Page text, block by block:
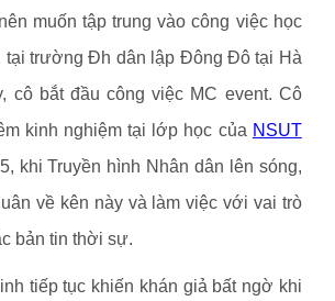
muốn tập trung vào công việc học
tại trường Đh dân lập Đông Đô tại Hà
cô bắt đầu công việc MC event. Cô
kinh nghiệm tại lớp học của NSUT
khi Truyền hình Nhân dân lên sóng,
về kên này và làm việc với vai trò
bản tin thời sự.
tiếp tục khiến khán giả bất ngờ khi